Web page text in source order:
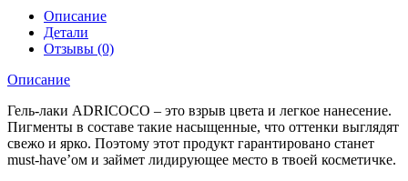
Описание
Детали
Отзывы (0)
Описание
Гель-лаки ADRICOCO – это взрыв цвета и легкое нанесение.
Пигменты в составе такие насыщенные, что оттенки выглядят
свежо и ярко. Поэтому этот продукт гарантировано станет
must-have’ом и займет лидирующее место в твоей косметичке.